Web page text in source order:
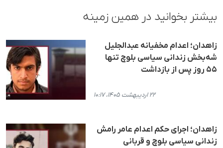
بیشتر بخوانید در همین زمینه
زاهدان؛ اعدام مخفیانه عبدالجلیل
شه‌بخش زندانی سیاسی بلوچ تنها
۵۵ روز پس از بازداشت
۲۲ اردیبهشت ۱۴۰۵، ۱۰:۱۷
زاهدان؛ اجرای حکم اعدام عامر رامش
زندانی سیاسی بلوچ و قربانی